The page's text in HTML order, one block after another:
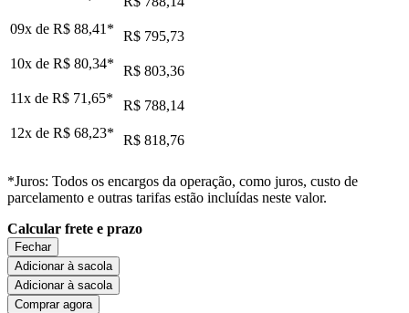
09x de R$ 88,41*
R$ 795,73
10x de R$ 80,34*
R$ 803,36
11x de R$ 71,65*
R$ 788,14
12x de R$ 68,23* R$ 818,76
*Juros: Todos os encargos da operação, como juros, custo de
parcelamento e outras tarifas estão incluídas neste valor.
Calcular frete e prazo
Fechar
Adicionar à sacola
Adicionar à sacola
Comprar agora